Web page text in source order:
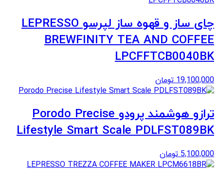
چای ساز و قهوه ساز لپرسو LEPRESSO
BREWFINITY TEA AND COFFEE
LPCFFTCB0040BK
19,100,000 تومان
ترازو هوشمند پرودو Porodo Precise
Lifestyle Smart Scale PDLFST089BK
5,100,000 تومان